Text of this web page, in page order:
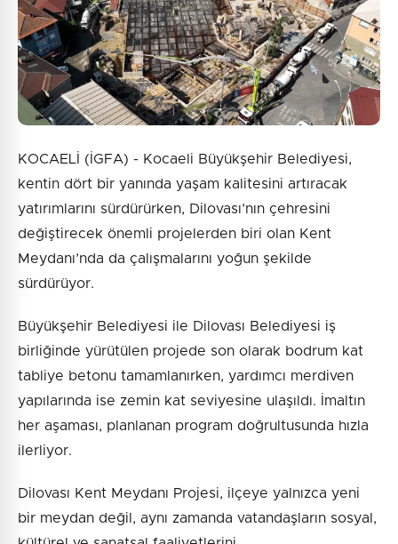
KOCAELİ (İGFA) - Kocaeli Büyükşehir Belediyesi,
kentin dört bir yanında yaşam kalitesini artıracak
yatırımlarını sürdürürken, Dilovası’nın çehresini
değiştirecek önemli projelerden biri olan Kent
Meydanı’nda da çalışmalarını yoğun şekilde
sürdürüyor.
Büyükşehir Belediyesi ile Dilovası Belediyesi iş
birliğinde yürütülen projede son olarak bodrum kat
tabliye betonu tamamlanırken, yardımcı merdiven
yapılarında ise zemin kat seviyesine ulaşıldı. İmaltın
her aşaması, planlanan program doğrultusunda hızla
ilerliyor.
Dilovası Kent Meydanı Projesi, ilçeye yalnızca yeni
bir meydan değil, aynı zamanda vatandaşların sosyal,